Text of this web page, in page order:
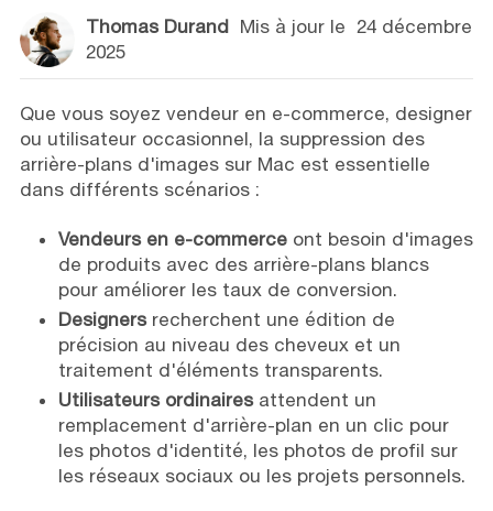
Thomas DurandMis à jour le 24 décembre
2025
Que vous soyez vendeur en e-commerce, designer
ou utilisateur occasionnel, la suppression des
arrière-plans d'images sur Mac est essentielle
dans différents scénarios :
Vendeurs en e-commerceont besoin d'images
de produits avec des arrière-plans blancs
pour améliorer les taux de conversion.
Designersrecherchent une édition de
précision au niveau des cheveux et un
traitement d'éléments transparents.
Utilisateurs ordinairesattendent un
remplacement d'arrière-plan en un clic pour
les photos d'identité, les photos de profil sur
les réseaux sociaux ou les projets personnels.